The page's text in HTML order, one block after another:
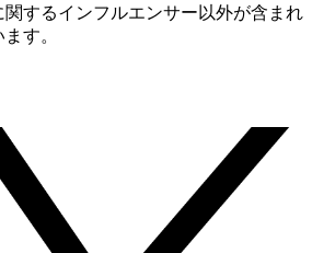
するインフルエンサー以外が含まれ
す。